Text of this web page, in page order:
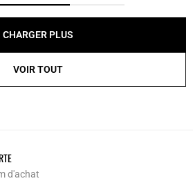
CHARGER PLUS
VOIR TOUT
d'achat